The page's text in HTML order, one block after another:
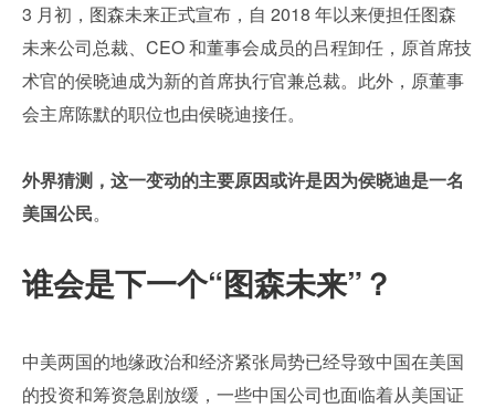
3 月初，图森未来正式宣布，自 2018 年以来便担任图森
未来公司总裁、CEO 和董事会成员的吕程卸任，原首席技
术官的侯晓迪成为新的首席执行官兼总裁。此外，原董事
会主席陈默的职位也由侯晓迪接任。
外界猜测，这一变动的主要原因或许是因为侯晓迪是一名
美国公民。
谁会是下一个“图森未来”？
中美两国的地缘政治和经济紧张局势已经导致中国在美国
的投资和筹资急剧放缓，一些中国公司也面临着从美国证